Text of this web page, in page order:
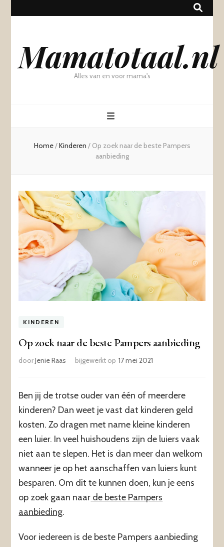
Mamatotaal.nl
Alles van en voor mama's
Home/Kinderen / Op zoek naar de beste Pampers
aanbieding
KINDEREN
Op zoek naar de beste Pampers aanbieding
doorJenie Raas bijgewerkt op 17 mei 2021
Ben jij de trotse ouder van één of meerdere
kinderen? Dan weet je vast dat kinderen geld
kosten. Zo dragen met name kleine kinderen
een luier. In veel huishoudens zijn de luiers vaak
niet aan te slepen. Het is dan meer dan welkom
wanneer je op het aanschaffen van luiers kunt
besparen. Om dit te kunnen doen, kun je eens
op zoek gaan naar de beste Pampers
aanbieding.
Voor iedereen is de beste Pampers aanbieding